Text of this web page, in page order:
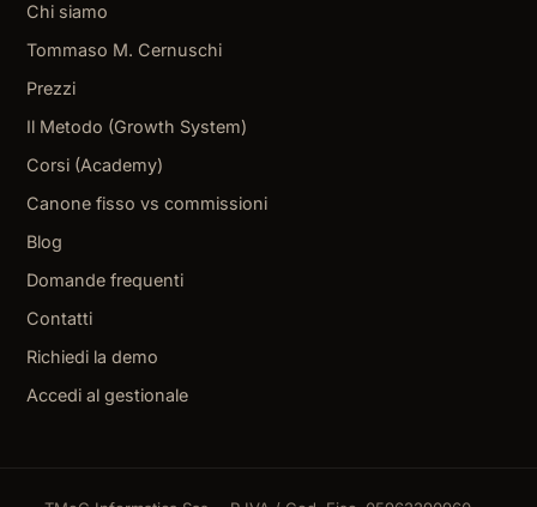
Chi siamo
Tommaso M. Cernuschi
Prezzi
Il Metodo (Growth System)
Corsi (Academy)
Canone fisso vs commissioni
Blog
Domande frequenti
Contatti
Richiedi la demo
Accedi al gestionale